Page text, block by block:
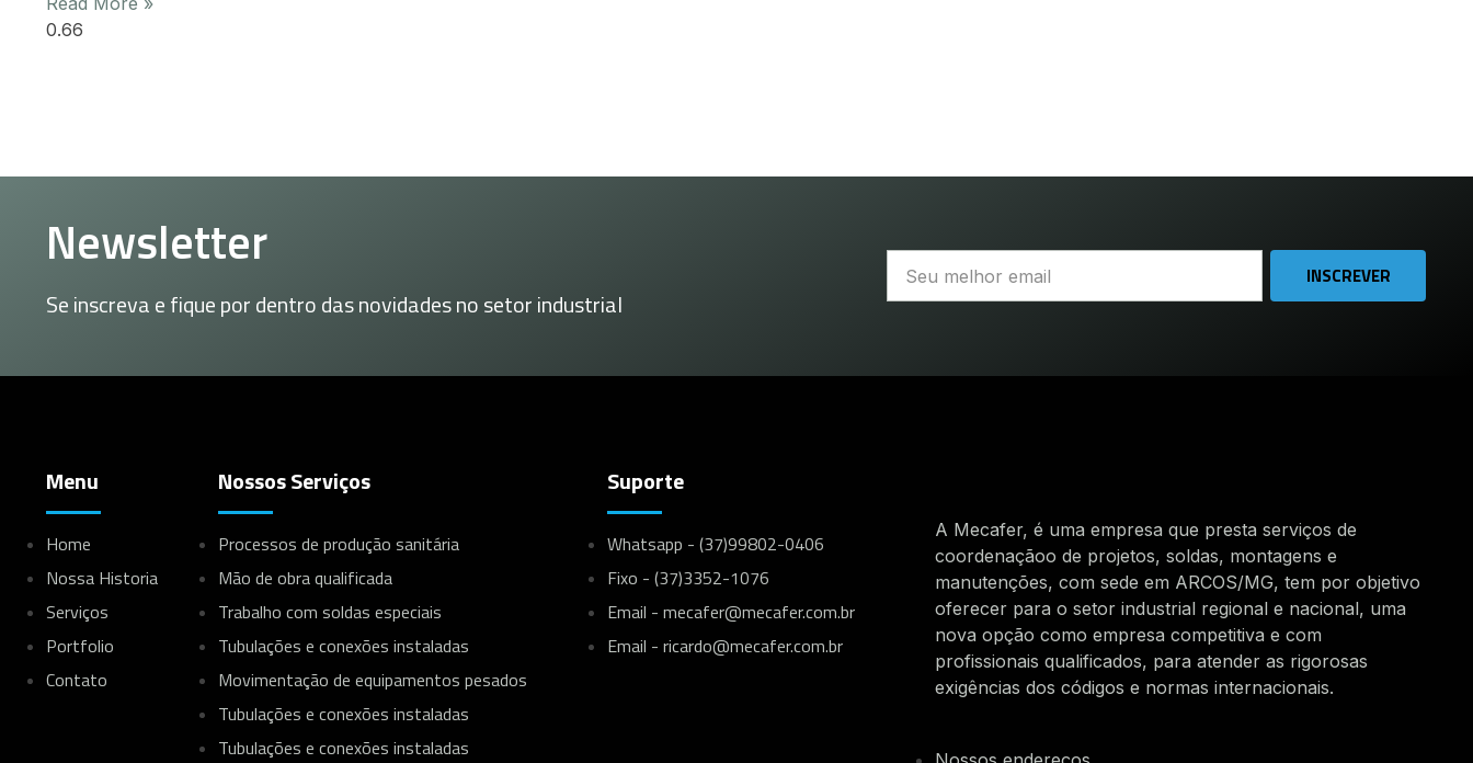
Newsletter
Se inscreva e fique por dentro das novidades no setor industrial
INSCREVER
Menu
Home
Nossa Historia
Serviços
Portfolio
Contato
Nossos Serviços
Processos de produção sanitária
Mão de obra qualificada
Trabalho com soldas especiais
Tubulações e conexões instaladas
Movimentação de equipamentos pesados
Tubulações e conexões instaladas
Tubulações e conexões instaladas
Suporte
Whatsapp - (37)99802-0406
Fixo - (37)3352-1076
Email - mecafer@mecafer.com.br
Email - ricardo@mecafer.com.br
A Mecafer, é uma empresa que presta serviços de
coordenaçãoo de projetos, soldas, montagens e
manutenções, com sede em ARCOS/MG, tem por objetivo
oferecer para o setor industrial regional e nacional, uma
nova opção como empresa competitiva e com
profissionais qualificados, para atender as rigorosas
exigências dos códigos e normas internacionais.